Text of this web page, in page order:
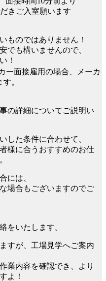
きご入室願います
ものではありません！
でも構いませんので、
！
ー面接雇用の場合、メーカ
。
の詳細についてご説明い
した条件に合わせて、
様に合うおすすめのお仕
には、
場合もございますのでご
をいたします。
すが、工場見学へご案内
業内容を確認でき、より
よ！